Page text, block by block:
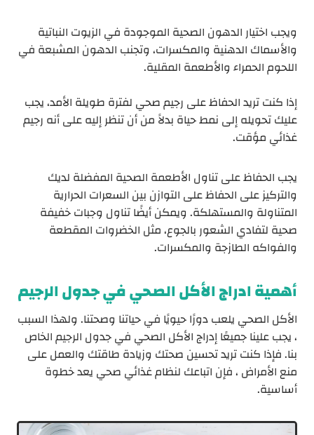
ويجب اختيار الدهون الصحية الموجودة في الزيوت النباتية
والأسماك الدهنية والمكسرات، وتجنب الدهون المشبعة في
اللحوم الحمراء والأطعمة المقلية.
إذا كنت تريد الحفاظ على رجيم صحي لفترة طويلة الأمد، يجب
عليك تحويله إلى نمط حياة بدلاً من أن تنظر إليه على أنه رجيم
غذائي مؤقت.
يجب الحفاظ على تناول الأطعمة الصحية المفضلة لديك
والتركيز على الحفاظ على التوازن بين السعرات الحرارية
المتناولة والمستهلكة. ويمكن أيضًا تناول وجبات خفيفة
صحية لتفادي الشعور بالجوع، مثل الخضروات المقطعة
والفواكه الطازجة والمكسرات.
أهمية ادراج الأكل الصحي في جدول الرجيم
الأكل الصحي يلعب دورًا حيويًا في حياتنا وصحتنا. ولهذا السبب
، يجب علينا جميعًا إدراج الأكل الصحي في جدول الرجيم الخاص
بنا. فإذا كنت تريد تحسين صحتك وزيادة طاقتك والعمل على
منع الأمراض ، فإن اتباعك لنظام غذائي صحي يعد خطوة
أساسية.